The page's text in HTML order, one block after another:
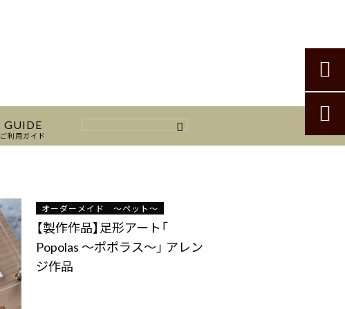
GUIDE
ご利用ガイド
オーダーメイド 〜ペット〜
【製作作品】足形アート「
Popolas 〜ポポラス〜」 アレン
ジ作品

